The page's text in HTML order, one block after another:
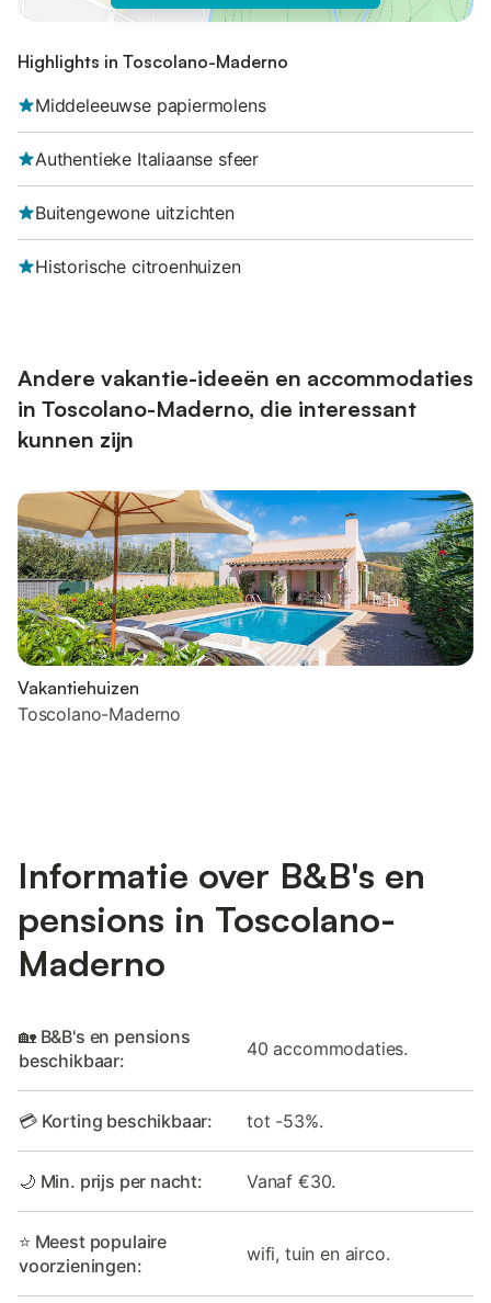
Highlights in Toscolano-Maderno
Middeleeuwse papiermolens
Authentieke Italiaanse sfeer
Buitengewone uitzichten
Historische citroenhuizen
Andere vakantie-ideeën en accommodaties
in Toscolano-Maderno, die interessant
kunnen zijn
Vakantiehuizen
Toscolano-Maderno
Informatie over B&B's en
pensions in Toscolano-
Maderno
🏡 B&B's en pensions
beschikbaar:
40 accommodaties.
💳 Korting beschikbaar: tot -53%.
🌙 Min. prijs per nacht: Vanaf €30.
⭐ Meest populaire
voorzieningen:
wifi, tuin en airco.